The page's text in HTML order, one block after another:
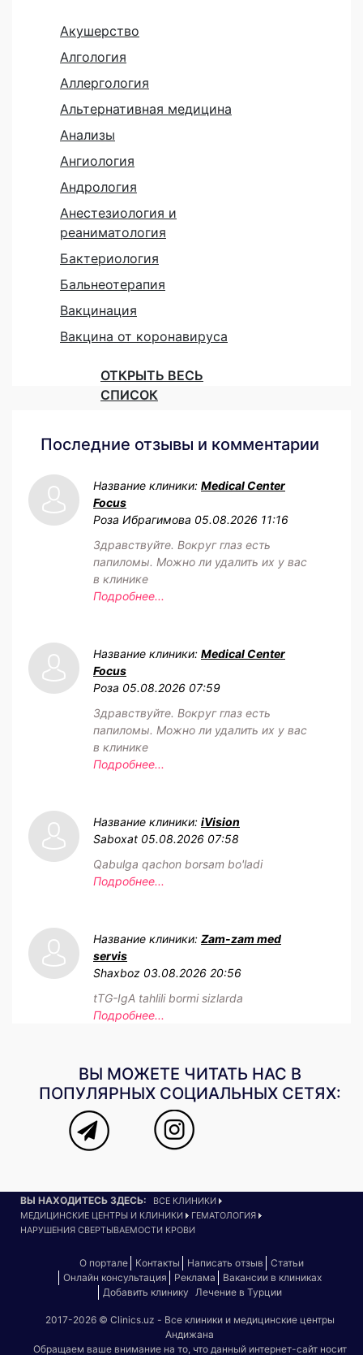
Акушерство
Алгология
Аллергология
Альтернативная медицина
Анализы
Ангиология
Андрология
Анестезиология и
реаниматология
Бактериология
Бальнеотерапия
Вакцинация
Вакцина от коронавируса
ОТКРЫТЬ ВЕСЬ
СПИСОК
Последние отзывы и комментарии
Название клиники: Medical Center
Focus
Роза Ибрагимова 05.08.2026 11:16
Здравствуйте. Вокруг глаз есть
папиломы. Можно ли удалить их у вас
в клинике
Подробнее...
Название клиники: Medical Center
Focus
Роза 05.08.2026 07:59
Здравствуйте. Вокруг глаз есть
папиломы. Можно ли удалить их у вас
в клинике
Подробнее...
Название клиники: iVision
Saboxat 05.08.2026 07:58
Qabulga qachon borsam bo'ladi
Подробнее...
Название клиники: Zam-zam med
servis
Shaxboz 03.08.2026 20:56
tTG-IgA tahlili bormi sizlarda
Подробнее...
ВЫ МОЖЕТЕ ЧИТАТЬ НАС В
ПОПУЛЯРНЫХ СОЦИАЛЬНЫХ СЕТЯХ:
ВЫ НАХОДИТЕСЬ ЗДЕСЬ:
ВСЕ КЛИНИКИ
МЕДИЦИНСКИЕ ЦЕНТРЫ И КЛИНИКИ
ГЕМАТОЛОГИЯ
НАРУШЕНИЯ СВЕРТЫВАЕМОСТИ КРОВИ
О портале Контакты Написать отзыв
Статьи
Онлайн консультация
Реклама
Вакансии в клиниках
Добавить клинику
Лечение в Турции
2017-2026 © Clinics.uz - Все клиники и медицинские центры
Андижана
Обращаем ваше внимание на то, что данный интернет-сайт носит